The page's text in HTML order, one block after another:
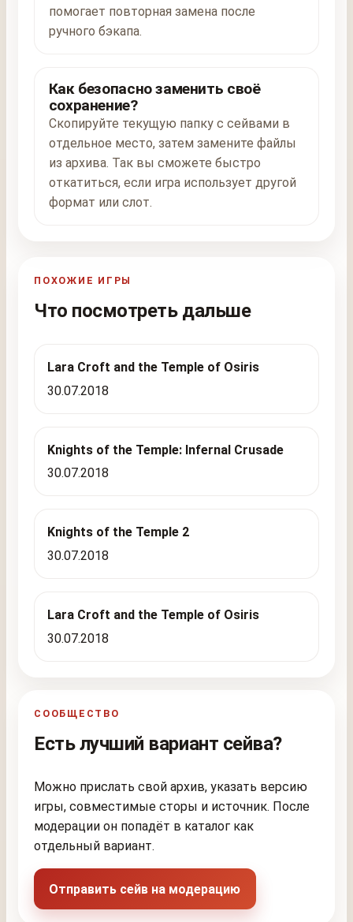
помогает повторная замена после
ручного бэкапа.
Как безопасно заменить своё
сохранение?
Скопируйте текущую папку с сейвами в
отдельное место, затем замените файлы
из архива. Так вы сможете быстро
откатиться, если игра использует другой
формат или слот.
ПОХОЖИЕ ИГРЫ
Что посмотреть дальше
Lara Croft and the Temple of Osiris
30.07.2018
Knights of the Temple: Infernal Crusade
30.07.2018
Knights of the Temple 2
30.07.2018
Lara Croft and the Temple of Osiris
30.07.2018
СООБЩЕСТВО
Есть лучший вариант сейва?
Можно прислать свой архив, указать версию
игры, совместимые сторы и источник. После
модерации он попадёт в каталог как
отдельный вариант.
Отправить сейв на модерацию